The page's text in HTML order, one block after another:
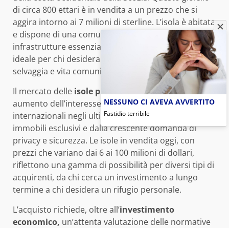
di circa 800 ettari è in vendita a un prezzo che si
aggira intorno ai 7 milioni di sterline. L’isola è abitata
e dispone di una comunità locale, oltre a
infrastrutture essenziali, rendendola un’opzione
ideale per chi desidera una combinazione di natura
selvaggia e vita comunitaria.
Il mercato delle isole private
ha registrato un
aumento dell’interesse da parte di investitori
internazionali negli ultimi anni, spinto dalla ricerca di
immobili esclusivi e dalla crescente domanda di
privacy e sicurezza. Le isole in vendita oggi, con
prezzi che variano dai 6 ai 100 milioni di dollari,
riflettono una gamma di possibilità per diversi tipi di
acquirenti, da chi cerca un investimento a lungo
termine a chi desidera un rifugio personale.
L’acquisto richiede, oltre all’investimento
economico, un’attenta valutazione delle normative
NESSUNO CI AVEVA AVVERTITO
Fastidio terribile